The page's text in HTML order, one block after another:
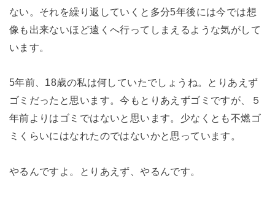
ない。それを繰り返していくと多分5年後には今では想
像も出来ないほど遠くへ行ってしまえるような気がして
います。
5年前、18歳の私は何していたでしょうね。とりあえず
ゴミだったと思います。今もとりあえずゴミですが、５
年前よりはゴミではないと思います。少なくとも不燃ゴ
ミくらいにはなれたのではないかと思っています。
やるんですよ。とりあえず、やるんです。